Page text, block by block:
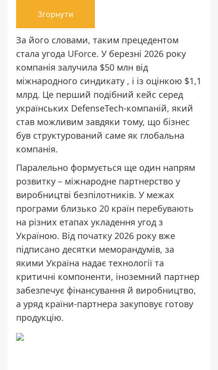
Згорнути
За його словами, таким прецедентом
стала угода UForce. У березні 2026 року
компанія залучила $50 млн від
міжнародного синдикату , і із оцінкою $1,1
млрд. Це перший подібний кейс серед
українських DefenseTech-компаній, який
став можливим завдяки тому, що бізнес
був структурований саме як глобальна
компанія.
Паралельно формується ще один напрям
розвитку – міжнародне партнерство у
виробництві безпілотників. У межах
програми близько 20 країн перебувають
на різних етапах укладення угод з
Україною. Від початку 2026 року вже
підписано десятки меморандумів, за
якими Україна надає технології та
критичні компоненти, іноземний партнер
забезпечує фінансування й виробництво,
а уряд країни-партнера закуповує готову
продукцію.